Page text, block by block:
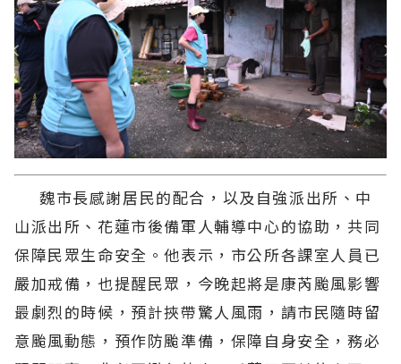
魏市長感謝居民的配合，以及自強派出所、中
山派出所、花蓮市後備軍人輔導中心的協助，共同
保障民眾生命安全。他表示，市公所各課室人員已
嚴加戒備，也提醒民眾，今晚起將是康芮颱風影響
最劇烈的時候，預計挾帶驚人風雨，請市民隨時留
意颱風動態，預作防颱準備，保障自身安全，務必